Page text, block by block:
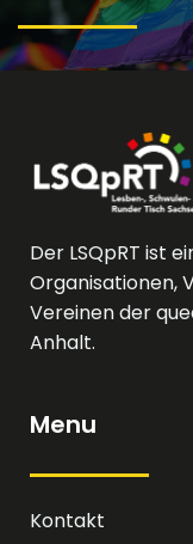
Der LSQpRT ist
Organisationen,
Vereinen der
Anhalt.
Menu
Kontakt